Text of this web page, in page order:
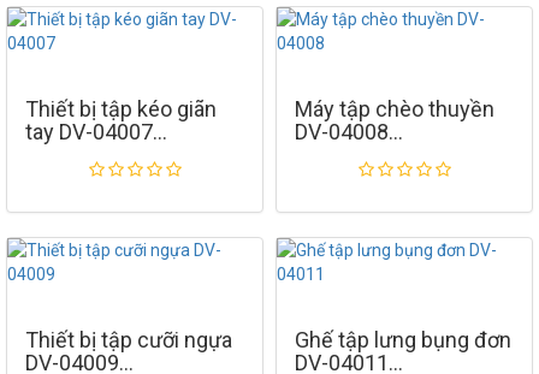
Thiết bị tập kéo giãn
tay DV-04007
Máy tập chèo thuyền
DV-04008
Thiết bị tập cưỡi ngựa
DV-04009
Ghế tập lưng bụng đơn
DV-04011